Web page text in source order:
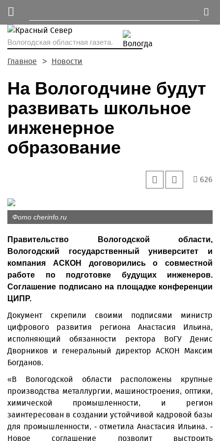
Вологодская областная газета.
Главное Новости
На Вологодчине будут
развивать школьное
инженерное
образование
626
Фото cherinfo.ru
Правительство Вологодской области,
Вологодский государственный университет и
компания АСКОН договорились о совместной
работе по подготовке будущих инженеров.
Соглашение подписано на площадке конференции
ЦИПР.
Документ скрепили своими подписями министр
цифрового развития региона Анастасия Ильина,
исполняющий обязанности ректора ВоГУ Денис
Дворников и генеральный директор АСКОН Максим
Богданов.
«В Вологодской области расположены крупные
производства металлургии, машиностроения, оптики,
химической промышленности, и регион
заинтересован в создании устойчивой кадровой базы
для промышленности, - отметила Анастасия Ильина. -
Новое соглашение позволит выстроить